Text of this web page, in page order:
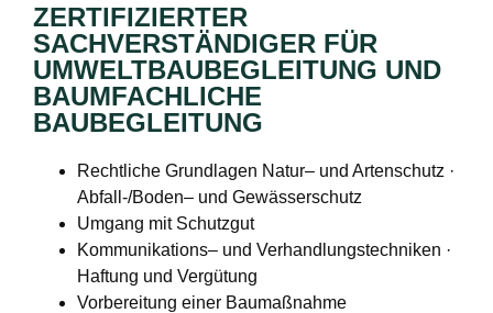
ZERTIFIZIERTER
SACHVERSTÄNDIGER FÜR
UMWELTBAUBEGLEITUNG UND
BAUMFACHLICHE
BAUBEGLEITUNG
Rechtliche Grundlagen Natur– und Artenschutz ·
Abfall-/Boden– und Gewässerschutz
Umgang mit Schutzgut
Kommunikations– und Verhandlungstechniken ·
Haftung und Vergütung
Vorbereitung einer Baumaßnahme